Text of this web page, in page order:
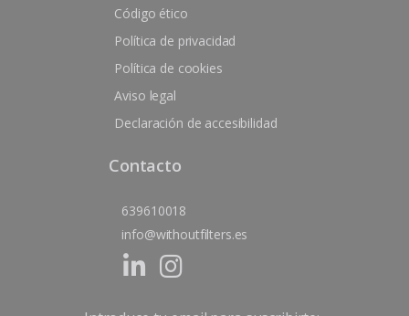
Código ético
Política de privacidad
Política de cookies
Aviso legal
Declaración de accesibilidad
Contacto
639610018
info@withoutfilters.es